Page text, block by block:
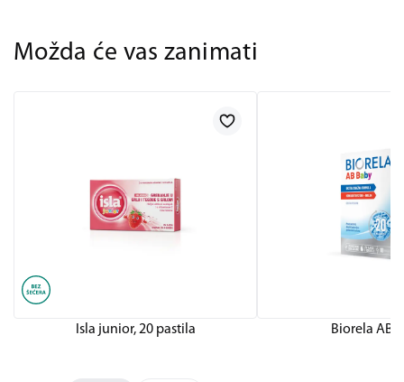
Možda će vas zanimati
Isla junior, 20 pastila Biorela AB